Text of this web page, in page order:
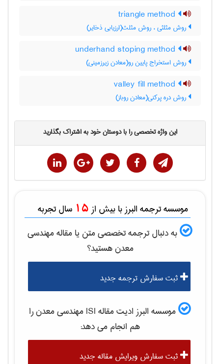
روش مثلثی ، روش مثلث(ارزیابی ذخایر)
روش استخراج پایین رو(معادن زیرزمینی)
روش دره پرکنی(معادن روباز)
این واژه تخصصی را با دوستان خود به اشتراک بگذارید
موسسه ترجمه البرز با بیش از 15 سال تجربه
به دنبال ترجمه تخصصی متن یا مقالهمهندسی
معدنهستید؟
ثبت سفارش ترجمه جدید
موسسه البرز ادیت مقاله ISI مهندسی معدنرا
هم انجام می دهد:
ثبت سفارش ویرایش مقاله جدید